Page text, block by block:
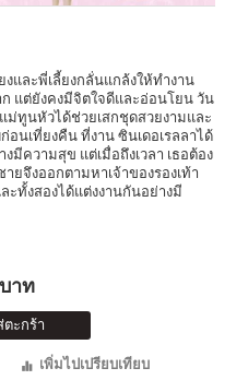
งและพี่เลี้ยงกลั่นแกล้งให้ทำงาน
แต่ยังคงมีจิตใจดีและอ่อนโยน วัน
ม่ทูนหัวได้ช่วยเสกชุดสวยงามและ
อนเที่ยงคืน ที่งาน ซินเดอเรลลาได้
มีความสุข แต่เมื่อถึงเวลา เธอต้อง
ยจึงออกตามหาเจ้าของรองเท้า
ะทั้งสองได้แต่งงานกันอย่างมี
าท
ะกร้า
เพิ่มไปเปรียบเทียบ